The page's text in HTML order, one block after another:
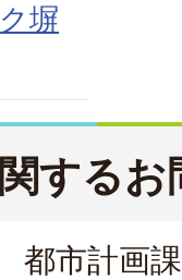
塀
する
都市計画課